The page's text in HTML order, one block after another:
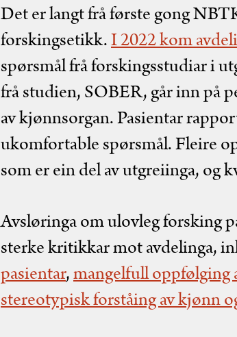
Det er langt frå første gong
forskingsetikk.I 2022 kom
spørsmål frå forskingsstudiar i
frå studien, SOBER, går inn på
av kjønnsorgan. Pasientar
ukomfortable spørsmål. Fleire
som er ein del av utgreiinga, og
Avsløringa om ulovleg forsking
sterke kritikkar mot avdelinga,
pasientar,mangelfull oppfølging
stereotypisk forståing av kjønn